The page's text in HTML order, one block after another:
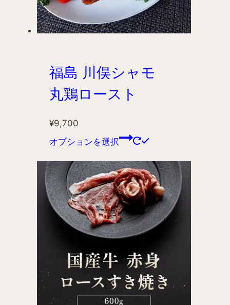
福島 川俣シャモ
丸鶏ロースト
¥9,700
オプションを選択